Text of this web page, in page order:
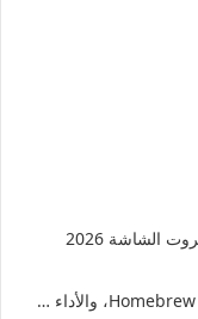
الشاشة 2026